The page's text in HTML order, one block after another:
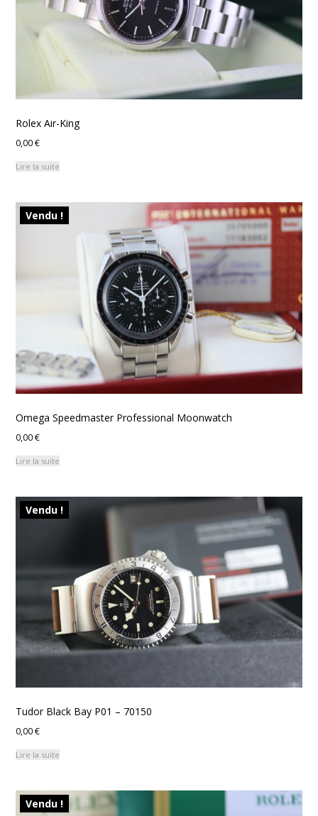
Rolex Air-King
0,00€
Lire la suite
Vendu !
Omega Speedmaster Professional Moonwatch
0,00€
Lire la suite
Vendu !
Tudor Black Bay P01 – 70150
0,00€
Lire la suite
Vendu !